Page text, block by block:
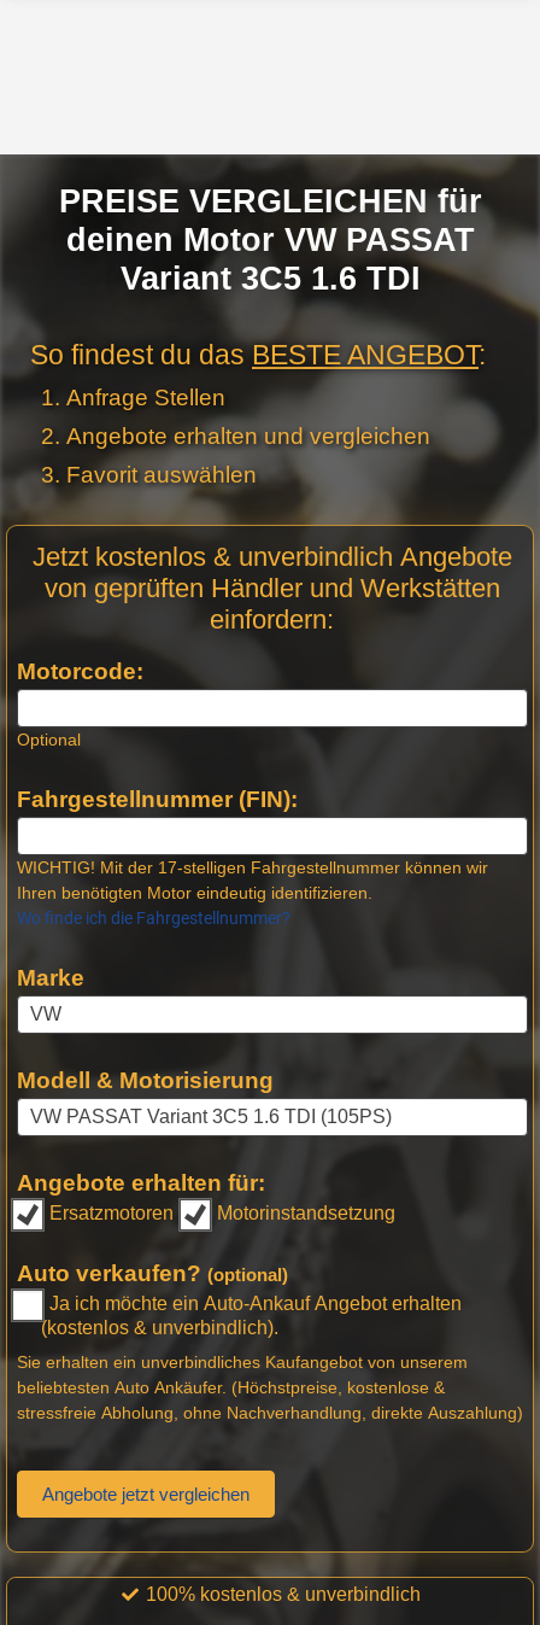
PREISE VERGLEICHEN für
deinen Motor VW PASSAT
Variant 3C5 1.6 TDI
So findest du dasBESTE ANGEBOT:
Anfrage Stellen
Angebote erhalten und vergleichen
Favorit auswählen
Anfrage
Stellen -
Jetzt kostenlos & unverbindlich Angebote
von geprüften Händler und Werkstätten
einfordern:
Motorcode:
Optional
Fahrgestellnummer (FIN):
WICHTIG! Mit der 17-stelligen Fahrgestellnummer können wir
Ihren benötigten Motor eindeutig identifizieren.
Wo finde ich die Fahrgestellnummer?
Marke
Modell & Motorisierung
Angebote erhalten für:
Ersatzmotoren Motorinstandsetzung
Auto verkaufen? (optional)
Ja ich möchte ein Auto-Ankauf Angebot erhalten
(kostenlos & unverbindlich).
Sie erhalten ein unverbindliches Kaufangebot von unserem
beliebtesten Auto Ankäufer. (Höchstpreise, kostenlose &
stressfreie Abholung, ohne Nachverhandlung, direkte Auszahlung)
Angebote jetzt vergleichen
100% kostenlos & unverbindlich